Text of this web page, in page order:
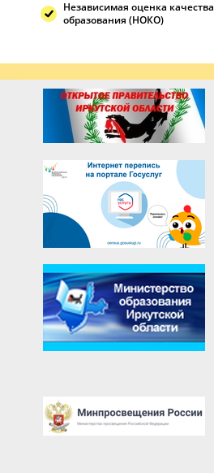
Независимая оценка качества
образования (НОКО)